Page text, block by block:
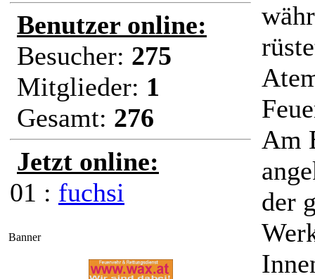
Benutzer online:
Besucher: 275
Mitglieder: 1
Gesamt: 276
Jetzt online:
01 : fuchsi
Banner
Am
der